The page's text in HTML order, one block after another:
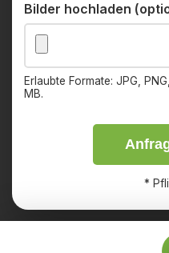
Bilder hochladen
Erlaubte Formate: JPG,
MB.
*